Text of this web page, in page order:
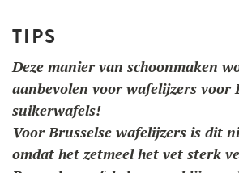
TIPS
Deze manier van schoonmaken
aanbevolen voor wafelijzers voor
suikerwafels!
Voor Brusselse wafelijzers is dit
omdat het zetmeel het vet sterk